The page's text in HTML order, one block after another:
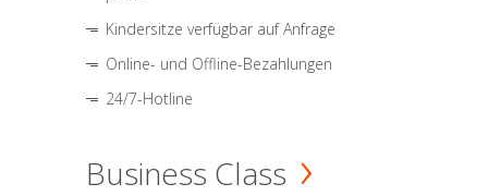
Kindersitze verfügbar auf Anfrage
Online- und Offline-Bezahlungen
24/7-Hotline
Business Class